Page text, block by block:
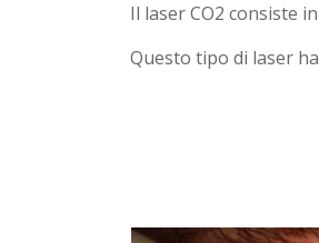
Il laser CO2 consiste
Questo tipo di laser